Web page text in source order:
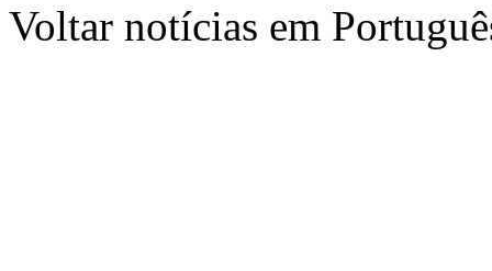
Voltar notícias em